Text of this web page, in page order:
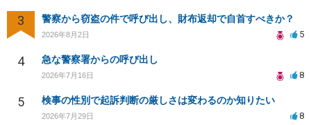
3 警察から窃盗の件で呼び出し、財布返却で自首すべきか？
2026年8月2日 5
4 急な警察署からの呼び出し
2026年7月16日 8
5 検事の性別で起訴判断の厳しさは変わるのか知りたい
2026年7月29日 8